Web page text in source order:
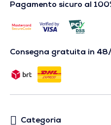
Pagamento sicuro al
Consegna gratuita in
Categoria